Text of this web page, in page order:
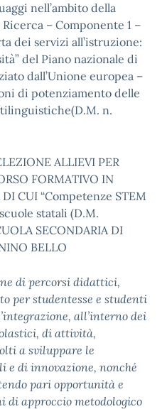
nell’ambito della
– Componente 1 –
dei servizi all’istruzione:
del Piano nazionale di
dall’Unione europea –
di potenziamento delle
n.
ALLIEVI PER
FORMATIVO IN
CUI “Competenze STEM
statali (D.M.
SECONDARIA DI
BELLO
di percorsi didattici,
per studentesse e studenti
all’interno dei
di attività,
a sviluppare le
e di innovazione, nonché
pari opportunità e
di approccio metodologico